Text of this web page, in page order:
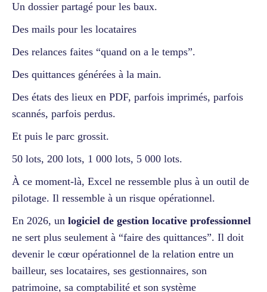
Un dossier partagé pour les baux.
Des mails pour les locataires
Des relances faites “quand on a le temps”.
Des quittances générées à la main.
Des états des lieux en PDF, parfois imprimés, parfois
scannés, parfois perdus.
Et puis le parc grossit.
50 lots, 200 lots, 1 000 lots, 5 000 lots.
À ce moment-là, Excel ne ressemble plus à un outil de
pilotage. Il ressemble à un risque opérationnel.
En 2026, un logiciel de gestion locative professionnel
ne sert plus seulement à “faire des quittances”. Il doit
devenir le cœur opérationnel de la relation entre un
bailleur, ses locataires, ses gestionnaires, son
patrimoine, sa comptabilité et son système